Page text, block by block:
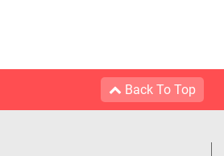
Back To Top